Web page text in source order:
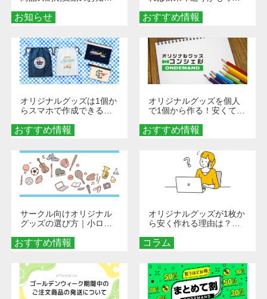
お知らせ おすすめ情報
ダーメイドする魅力と選
び方
おすすめ情報
オリジナルグッズは1個か
らスマホで作成できる！
くなる巾着＆ポーチ活用
術
おすすめ情報
オリジナルグッズを個人
で1個から作る！安くて簡
秘訣
おすすめ情報
サークル向けオリジナル
グッズの選び方｜小ロッ
める秘訣
コラム
オリジナルグッズが1枚か
ら安く作れる理由は？オ
とメリットを解説